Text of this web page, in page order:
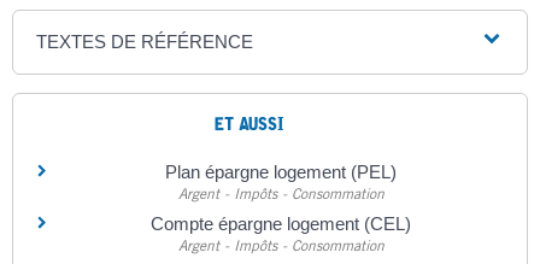
TEXTES DE RÉFÉRENCE
ET AUSSI
Plan épargne logement (PEL)
Argent - Impôts - Consommation
Compte épargne logement (CEL)
Argent - Impôts - Consommation